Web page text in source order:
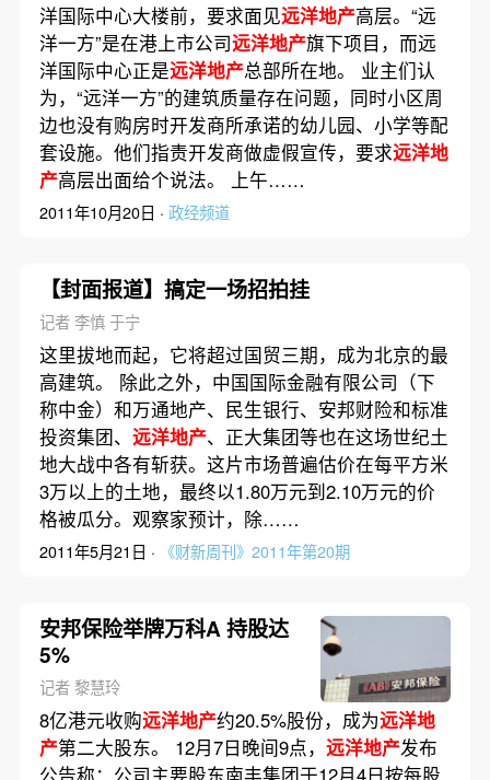
洋国际中心大楼前，要求面见远洋地产高层。“远
洋一方”是在港上市公司远洋地产旗下项目，而远
洋国际中心正是远洋地产总部所在地。 业主们认
为，“远洋一方”的建筑质量存在问题，同时小区周
边也没有购房时开发商所承诺的幼儿园、小学等配
套设施。他们指责开发商做虚假宣传，要求远洋地
产高层出面给个说法。 上午……
2011年10月20日 · 政经频道
【封面报道】搞定一场招拍挂
记者 李慎 于宁
这里拔地而起，它将超过国贸三期，成为北京的最
高建筑。 除此之外，中国国际金融有限公司（下
称中金）和万通地产、民生银行、安邦财险和标准
投资集团、 远洋地产、正大集团等也在这场世纪土
地大战中各有斩获。这片市场普遍估价在每平方米
3万以上的土地，最终以1.80万元到2.10万元的价
格被瓜分。观察家预计，除……
2011年5月21日 · 《财新周刊》2011年第20期
安邦保险举牌万科A 持股达
5%
记者 黎慧玲
8亿港元收购远洋地产约20.5%股份，成为远洋地
产第二大股东。 12月7日晚间9点， 远洋地产发布